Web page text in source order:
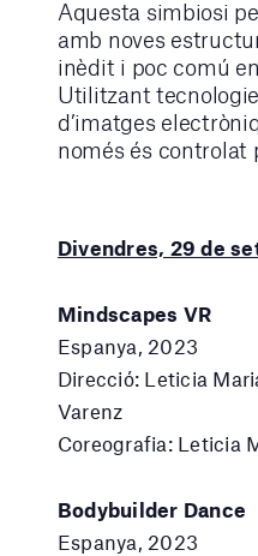
Aquesta simbiosi
amb noves
inèdit i poc comú
Utilitzant
d’imatges
només és controlat
Divendres, 29 de
Mindscapes VR
Espanya, 2023
Direcció: Leticia
Varenz
Coreografia: Leticia
Bodybuilder Dance
Espanya, 2023